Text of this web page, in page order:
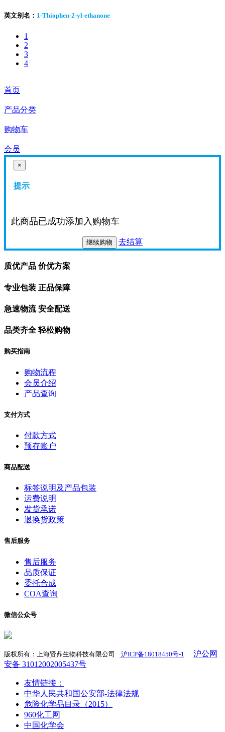
英文别名： 1-Thiophen-2-yl-ethanone
1
2
3
4
首页
产品分类
购物车
会员
×
提示
此商品已成功添加入购物车
继续购物 去结算
质优产品 价优方案
专业包装 正品保障
急速物流 安全配送
品类齐全 轻松购物
购买指南
购物流程
会员介绍
产品查询
支付方式
付款方式
预存账户
商品配送
标签说明及产品包装
运费说明
发货承诺
退换货政策
售后服务
售后服务
品质保证
委托合成
COA查询
微信公众号
版权所有：上海贤鼎生物科技有限公司 沪ICP备18018450号-1
沪公网
安备 31012002005437号
友情链接：
中华人民共和国公安部-法律法规
危险化学品目录（2015）
960化工网
中国化学会